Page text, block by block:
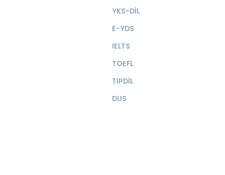
YKS-DİL
E-YDS
IELTS
TOEFL
TIPDİL
DUS